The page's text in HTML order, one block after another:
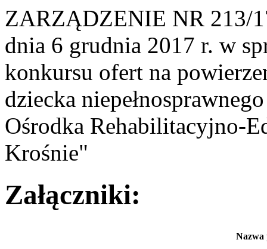
ZARZĄDZENIE NR 213/
dnia 6 grudnia 2017 r. w
konkursu ofert na
dziecka
Ośrodka Rehabilitacyjno-
Krośnie"
Załączniki: